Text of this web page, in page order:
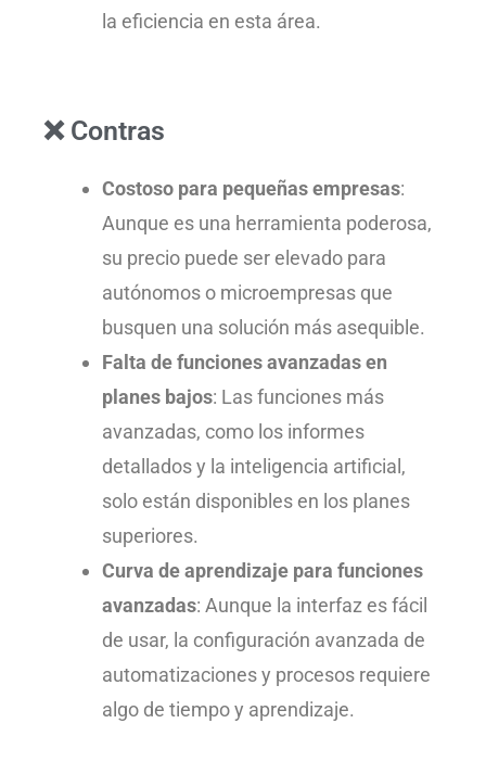
la eficiencia en esta área.
❌ Contras
Costoso para pequeñas empresas:
Aunque es una herramienta poderosa,
su precio puede ser elevado para
autónomos o microempresas que
busquen una solución más asequible.
Falta de funciones avanzadas en
planes bajos: Las funciones más
avanzadas, como los informes
detallados y la inteligencia artificial,
solo están disponibles en los planes
superiores.
Curva de aprendizaje para funciones
avanzadas: Aunque la interfaz es fácil
de usar, la configuración avanzada de
automatizaciones y procesos requiere
algo de tiempo y aprendizaje.